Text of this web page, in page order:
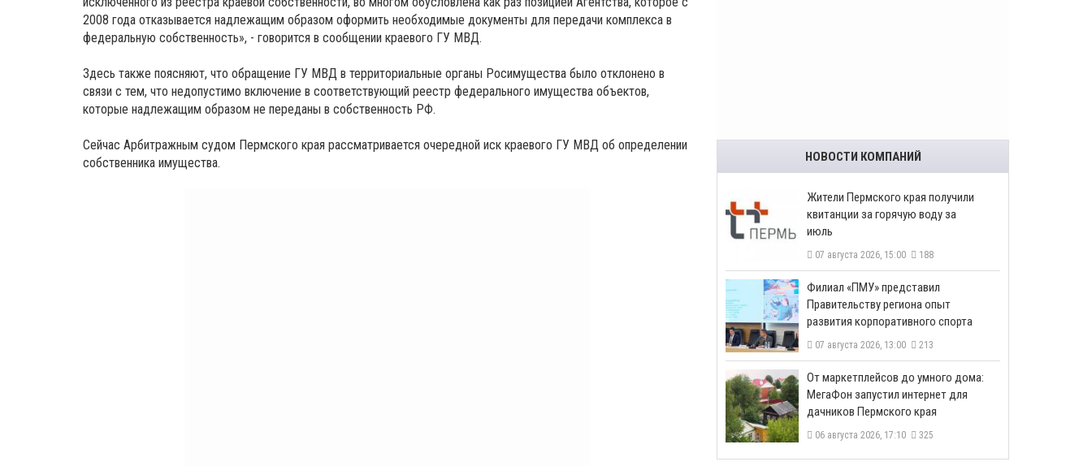
2008 года отказывается надлежащим образом оформить необходимые документы для передачи комплекса в
федеральную собственность», - говорится в сообщении краевого ГУ МВД.
Здесь также поясняют, что обращение ГУ МВД в территориальные органы Росимущества было отклонено в
связи с тем, что недопустимо включение в соответствующий реестр федерального имущества объектов,
которые надлежащим образом не переданы в собственность РФ.
Сейчас Арбитражным судом Пермского края рассматривается очередной иск краевого ГУ МВД об определении
собственника имущества.
НОВОСТИ КОМПАНИЙ
​Жители Пермского края получили
квитанции за горячую воду за
июль
07 августа 2026, 15:00 188
​Филиал «ПМУ» представил
Правительству региона опыт
развития корпоративного спорта
07 августа 2026, 13:00 213
От маркетплейсов до умного дома:
МегаФон запустил интернет для
дачников Пермского края
06 августа 2026, 17:10 325